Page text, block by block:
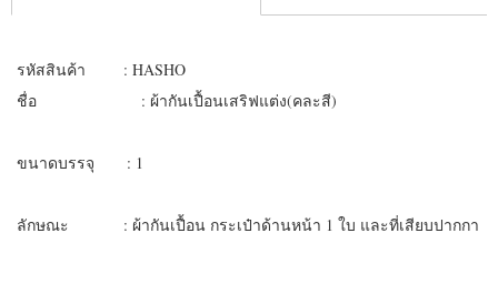
รหัสสินค้า : HASHO
ชื่อ : ผ้ากันเปื้อนเสริฟแต่ง(คละสี)
ขนาดบรรจุ : 1
ลักษณะ : ผ้ากันเปื้อน กระเป๋าด้านหน้า 1 ใบ และที่เสียบปากกา